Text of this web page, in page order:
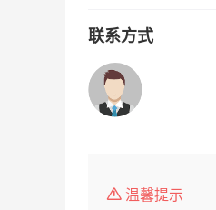
联系方式
温馨提示